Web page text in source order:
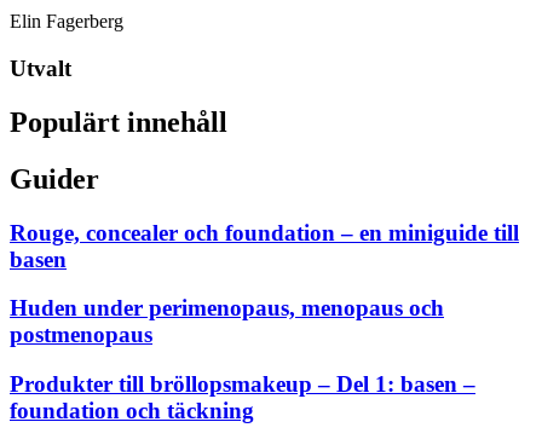
Elin Fagerberg
Utvalt
Populärt innehåll
Guider
Rouge, concealer och foundation – en miniguide till
basen
Huden under perimenopaus, menopaus och
postmenopaus
Produkter till bröllopsmakeup – Del 1: basen –
foundation och täckning